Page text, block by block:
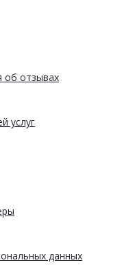
отзывах
услуг
данных